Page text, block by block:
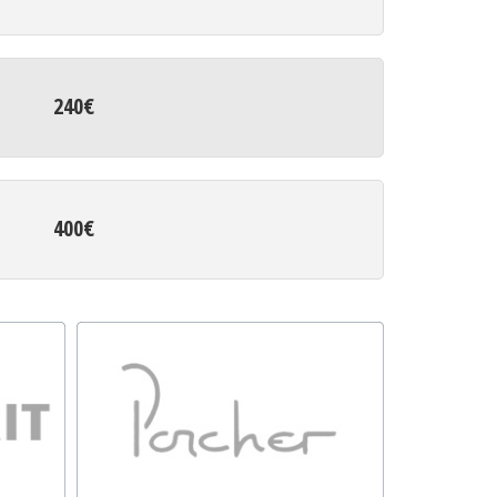
240€
400€